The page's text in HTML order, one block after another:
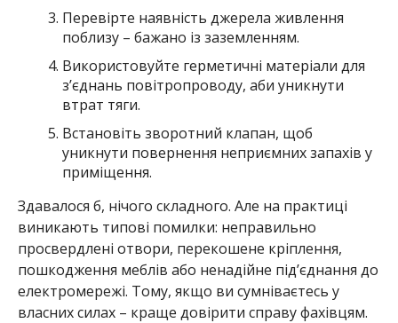
Перевірте наявність джерела живлення
поблизу – бажано із заземленням.
Використовуйте герметичні матеріали для
з’єднань повітропроводу, аби уникнути
втрат тяги.
Встановіть зворотний клапан, щоб
уникнути повернення неприємних запахів у
приміщення.
Здавалося б, нічого складного. Але на практиці
виникають типові помилки: неправильно
просвердлені отвори, перекошене кріплення,
пошкодження меблів або ненадійне під’єднання до
електромережі. Тому, якщо ви сумніваєтесь у
власних силах – краще довірити справу фахівцям.